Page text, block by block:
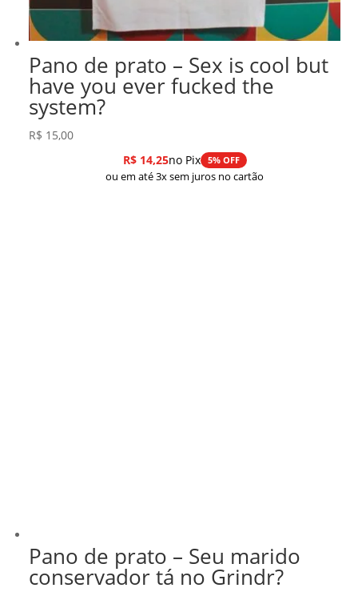
Pano de prato – Sex is cool but
have you ever fucked the
system?
R$ 15,00
R$14,25no Pix 5% OFF
ou em até 3x sem juros no cartão
Pano de prato – Seu marido
conservador tá no Grindr?